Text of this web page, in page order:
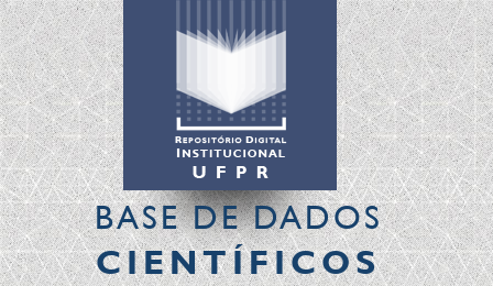
BASE DE DADOS
CIENTÍFICOS